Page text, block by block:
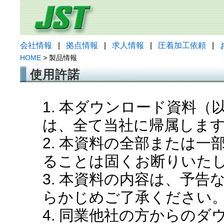
会社情報 拠点情報 求人情報 圧着加工依頼
HOME > 製品情報
使用許諾
1. 本ダウンロード資料（
は、全て当社に帰属しま
2. 本資料の全部または一
ることは固くお断りいた
3. 本資料の内容は、予告
らかじめご了承ください
4. 同業他社の方からのダ